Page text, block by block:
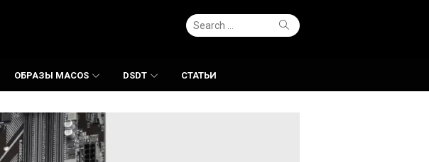
Search
for:
Search
ОБРАЗЫ MACOS DSDT СТАТЬИ